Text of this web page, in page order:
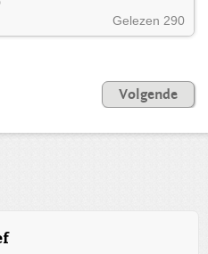
Gelezen 290
Volgende